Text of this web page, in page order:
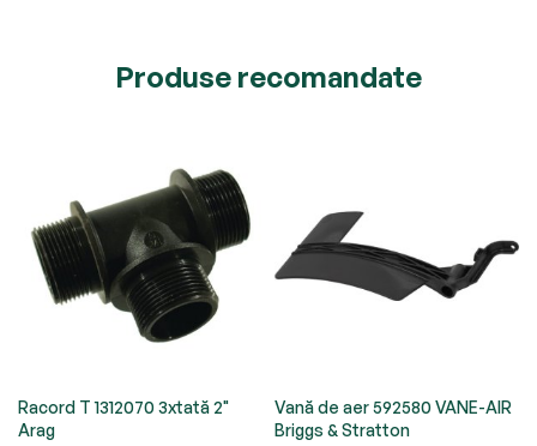
Produse recomandate
Racord T 1312070 3xtată 2"
Arag
Vană de aer 592580 VANE-AIR
Briggs & Stratton